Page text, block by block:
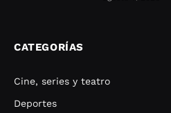
CATEGORÍAS
Cine, series y teatro
Deportes